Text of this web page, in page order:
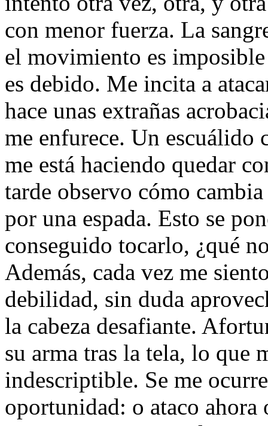
con menor fuerza. La
el movimiento es
es debido. Me incita a
hace unas extrañas
me enfurece. Un
me está haciendo quedar
tarde observo cómo
por una espada. Esto se
conseguido tocarlo, ¿qué
Además, cada vez me
debilidad, sin duda
la cabeza desafiante.
su arma tras la tela, lo que
indescriptible. Se me
oportunidad: o ataco ahora